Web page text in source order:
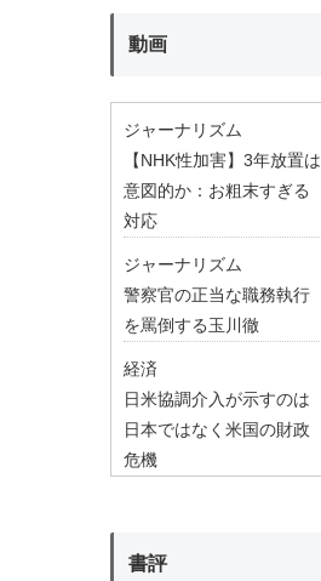
動画
ジャーナリズム
【NHK性加害】3年放置は
意図的か：お粗末すぎる
対応
ジャーナリズム
警察官の正当な職務執行
を罵倒する玉川徹
経済
日米協調介入が示すのは
日本ではなく米国の財政
危機
書評